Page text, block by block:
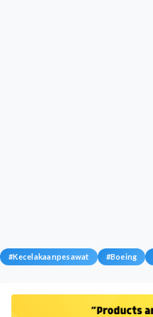
#Kecelakaanpesawat #Boeing